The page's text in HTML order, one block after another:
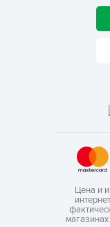
Цена и